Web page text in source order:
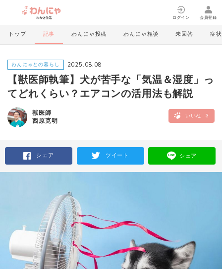
ログイン 会員登録
トップ 記事 わんにゃ投稿 わんにゃ相談 未回答 症状
わんにゃとの暮らし 2025.08.08
【獣医師執筆】犬が苦手な「気温＆湿度」っ
てどれくらい？エアコンの活用法も解説
獣医師
西原克明
いいね 3
シェア ツイート シェア